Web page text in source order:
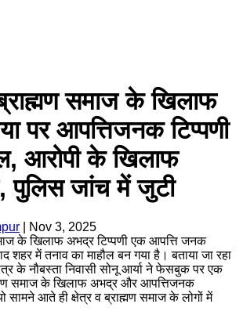
समाज के खिलाफ
पर आपत्तिजनक टिप्पणी
आरोपी के खिलाफ
पुलिस जांच में जुटी
Nov 3, 2025
के खिलाफ अभद्र टिप्पणी एक आपत्ति जनक
शहर में तनाव का माहौल बन गया है। बताया जा रहा
के नौबस्ता निवासी सोनू आर्या ने फेसबुक पर एक
समाज के खिलाफ अभद्र और आपत्तिजनक
सामने आते ही क्षेत्र व ब्राह्मण समाज के लोगों में